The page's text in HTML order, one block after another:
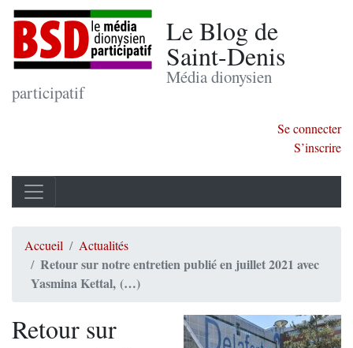
Le Blog de
Saint-Denis
Média dionysien
participatif
Se connecter
S’inscrire
Accueil Actualités
Retour sur notre entretien publié en juillet 2021 avec
Yasmina Kettal, (…)
Retour sur